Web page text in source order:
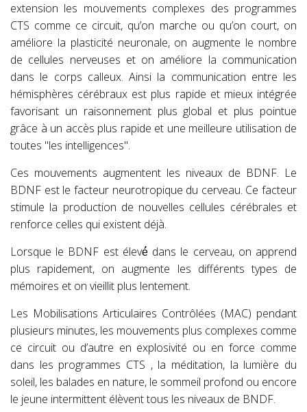
extension les mouvements complexes des programmes
CTS comme ce circuit, qu’on marche ou qu’on court, on
améliore la plasticité neuronale, on augmente le nombre
de cellules nerveuses et on améliore la communication
dans le corps calleux. Ainsi la communication entre les
hémisphères cérébraux est plus rapide et mieux intégrée
favorisant un raisonnement plus global et plus pointue
grâce à un accès plus rapide et une meilleure utilisation de
toutes "les intelligences".
Ces mouvements augmentent les niveaux de BDNF. Le
BDNF est le facteur neurotropique du cerveau. Ce facteur
stimule la production de nouvelles cellules cérébrales et
renforce celles qui existent déjà.
Lorsque le BDNF est élevé́ dans le cerveau, on apprend
plus rapidement, on augmente les différents types de
mémoires et on vieillit plus lentement.
Les Mobilisations Articulaires Contrôlées (MAC) pendant
plusieurs minutes, les mouvements plus complexes comme
ce circuit ou d’autre en explosivité ou en force comme
dans les programmes CTS , la méditation, la lumière du
soleil, les balades en nature, le sommeil profond ou encore
le jeune intermittent élèvent tous les niveaux de BNDF.